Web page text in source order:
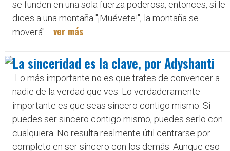
se funden en una sola fuerza poderosa, entonces, si le
dices a una montaña "¡Muévete!", la montaña se
moverá'' ... ver más
La sinceridad es la clave, por Adyshanti
Lo más importante no es que trates de convencer a
nadie de la verdad que ves. Lo verdaderamente
importante es que seas sin­cero contigo mismo. Si
puedes ser sincero contigo mismo, pue­des serlo con
cualquiera. No resulta realmente útil centrarse por
completo en ser sincero con los demás. Aunque eso